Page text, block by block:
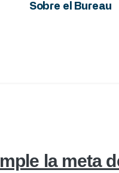
Sobre el Bureau
la meta